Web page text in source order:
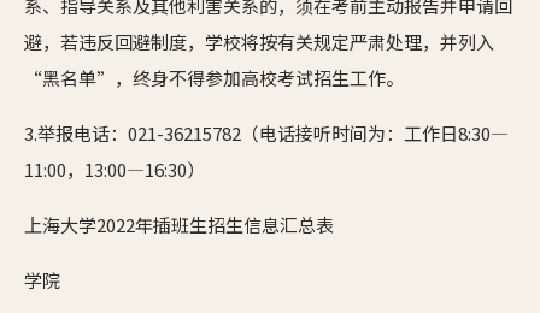
系、指导关系及其他利害关系的，须在考前主动报告并申请回
避，若违反回避制度，学校将按有关规定严肃处理，并列入
“黑名单”，终身不得参加高校考试招生工作。
3.举报电话：021-36215782（电话接听时间为：工作日8:30—
11:00，13:00—16:30）
上海大学2022年插班生招生信息汇总表
学院